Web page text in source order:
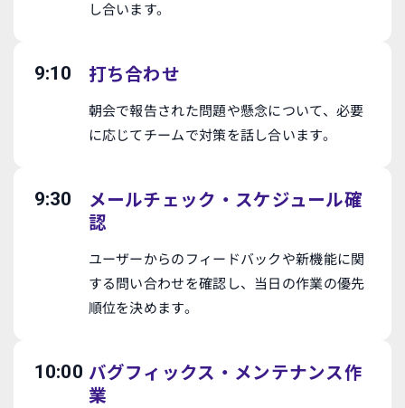
し合います。
9:10 打ち合わせ
朝会で報告された問題や懸念について、必要
に応じてチームで対策を話し合います。
9:30
メールチェック・スケジュール確
認
ユーザーからのフィードバックや新機能に関
する問い合わせを確認し、当日の作業の優先
順位を決めます。
10:00 バグフィックス・メンテナンス作
業